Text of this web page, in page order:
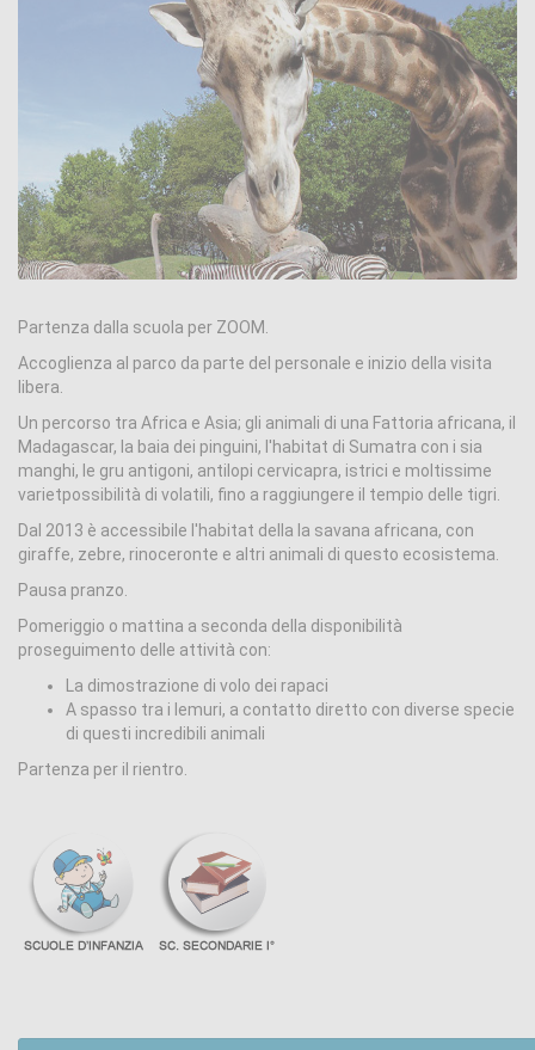
Partenza dalla scuola per ZOOM.
Accoglienza al parco da parte del personale e inizio della visita
libera.
Un percorso tra Africa e Asia; gli animali di una Fattoria africana, il
Madagascar, la baia dei pinguini, l'habitat di Sumatra con i sia
manghi, le gru antigoni, antilopi cervicapra, istrici e moltissime
varietpossibilità di volatili, fino a raggiungere il tempio delle tigri.
Dal 2013 è accessibile l'habitat della la savana africana, con
giraffe, zebre, rinoceronte e altri animali di questo ecosistema.
Pausa pranzo.
Pomeriggio o mattina a seconda della disponibilità
proseguimento delle attività con:
La dimostrazione di volo dei rapaci
A spasso tra i lemuri, a contatto diretto con diverse specie
di questi incredibili animali
Partenza per il rientro.